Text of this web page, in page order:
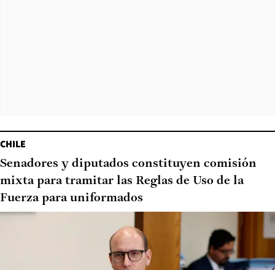
CHILE
Senadores y diputados constituyen comisión
mixta para tramitar las Reglas de Uso de la
Fuerza para uniformados